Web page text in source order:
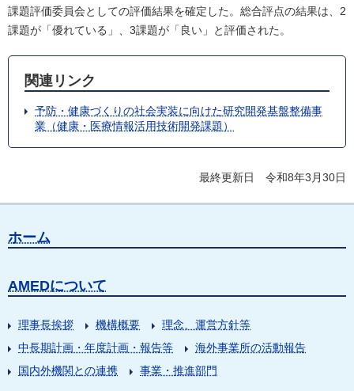
課題評価委員会としての評価結果を確定した。総合評点の結果は、2
課題が「優れている」、3課題が「良い」と評価された。
関連リンク
予防・健康づくりの社会実装に向けた研究開発基盤整備事
業（健康・医療情報活用技術開発課題）
最終更新日 令和8年3月30日
ホーム
AMEDについて
理事長挨拶 機構概要
理念、運営方針等
中長期計画・年度計画・報告等
海外事業所の活動報告
国内外機関との連携
事業・推進部門